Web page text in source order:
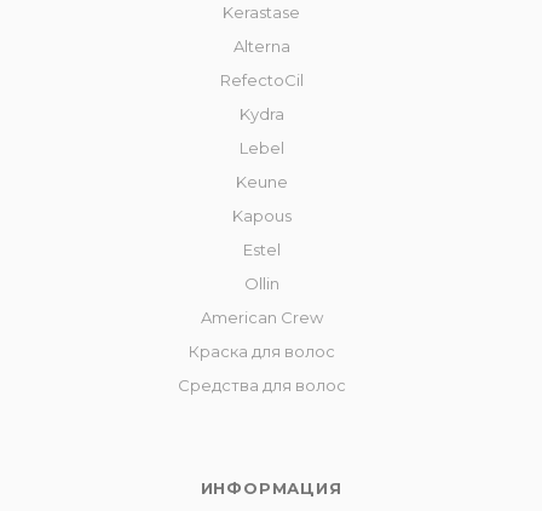
Kerastase
Alterna
RefectoCil
Kydra
Lebel
Keune
Kapous
Estel
Ollin
American Crew
Краска для волос
Средства для волос
ИНФОРМАЦИЯ